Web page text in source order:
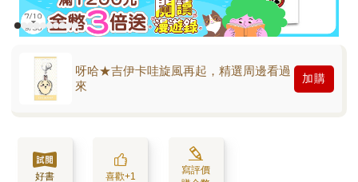
呀哈★吉伊卡哇旋風再起，精選周邊看過
來
加購
好書 喜歡+1
寫評價